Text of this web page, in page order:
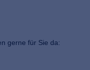
gerne für Sie da: